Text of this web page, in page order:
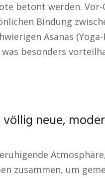
betont werden.
Bindung
Asanas
besonders
neue,
zusammen, um